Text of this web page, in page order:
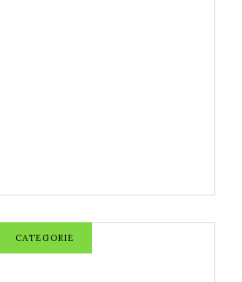
CATEGORIE